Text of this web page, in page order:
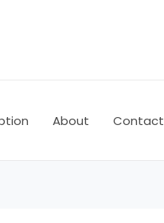
About Contact